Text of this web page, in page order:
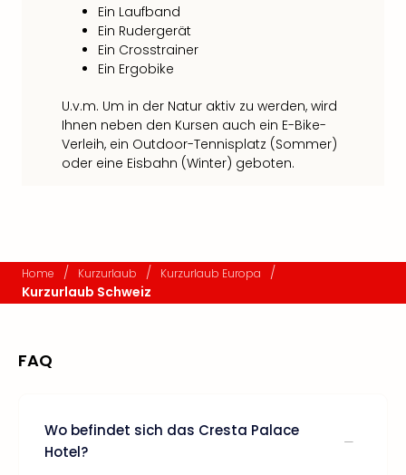
Ein Laufband
Ein Rudergerät
Ein Crosstrainer
Ein Ergobike
U.v.m. Um in der Natur aktiv zu werden, wird
Ihnen neben den Kursen auch ein E-Bike-
Verleih, ein Outdoor-Tennisplatz (Sommer)
oder eine Eisbahn (Winter) geboten.
Home / Kurzurlaub / Kurzurlaub Europa
/
Kurzurlaub Schweiz
FAQ
Wo befindet sich das Cresta Palace
Hotel?